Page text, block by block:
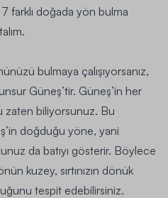
farklı doğada yön bulma
bulmaya çalışıyorsanız,
Güneş’tir. Güneş’in her
biliyorsunuz. Bu
doğduğu yöne, yani
da batıyı gösterir. Böylece
kuzey, sırtınızın dönük
tespit edebilirsiniz.